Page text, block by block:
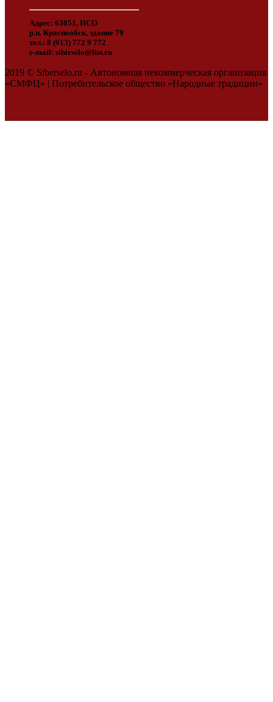
Адрес: 63051, НСО
р.п. Краснообск, здание 79
тел.: 8 (913) 772 9 772
e-mail: sibirselo@list.ru
2019 © Siberselo.ru - Автономная некоммерческая организация
«СМФЦ» | Потребительское общество «Народные традиции»